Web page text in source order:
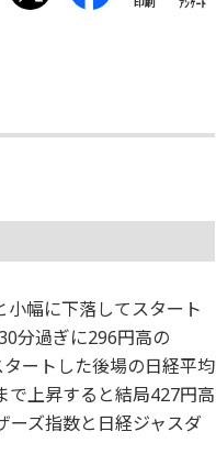
幅に下落してスタート
分過ぎに296円高の
ートした後場の日経平均
で上昇すると結局427円高
ーズ指数と日経ジャスダ